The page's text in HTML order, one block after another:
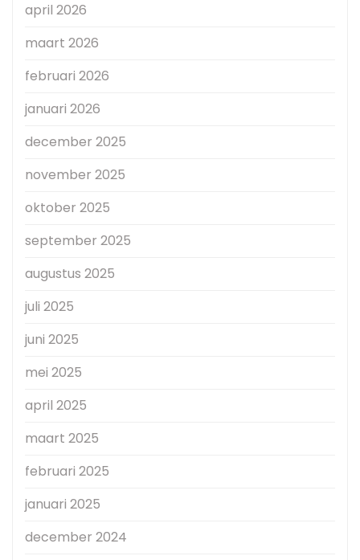
april 2026
maart 2026
februari 2026
januari 2026
december 2025
november 2025
oktober 2025
september 2025
augustus 2025
juli 2025
juni 2025
mei 2025
april 2025
maart 2025
februari 2025
januari 2025
december 2024